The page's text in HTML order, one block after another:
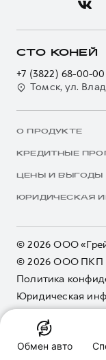
СТО КОНЕЙ
+7 (3822) 68-00-00
Томск, ул.
О ПРОДУКТЕ
КРЕДИТНЫЕ
ЦЕНЫ И ВЫГОДЫ
ЮРИДИЧЕСКАЯ
© 2026 ООО
© 2026 ООО ПКП
Политика
Юридическая
Сделано в ПЕРКС
Обмен авто